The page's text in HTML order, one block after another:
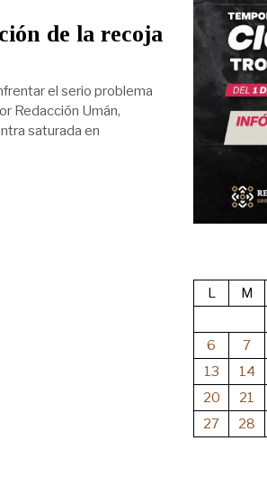
de la recoja
el serio problema
Redacción Umán,
saturada en
L
M
6
7
13
14
20
21
27
28